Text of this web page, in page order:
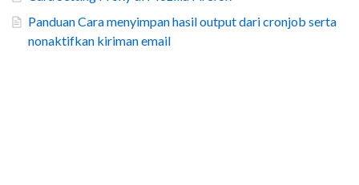
Panduan Cara menyimpan hasil output dari cronjob serta
nonaktifkan kiriman email